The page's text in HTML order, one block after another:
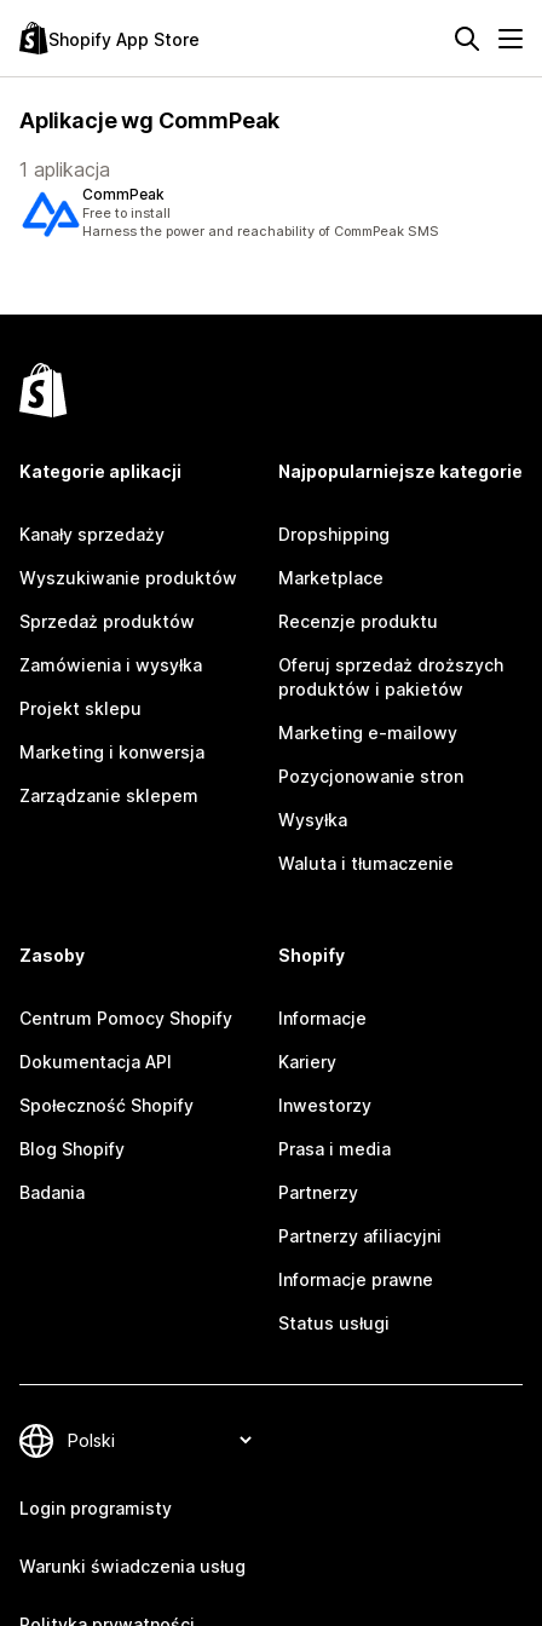
Shopify App Store
Aplikacje wg CommPeak
1 aplikacja
CommPeak
Free to install
Harness the power and reachability of CommPeak SMS
Kategorie aplikacji
Kanały sprzedaży
Wyszukiwanie produktów
Sprzedaż produktów
Zamówienia i wysyłka
Projekt sklepu
Marketing i konwersja
Zarządzanie sklepem
Najpopularniejsze kategorie
Dropshipping
Marketplace
Recenzje produktu
Oferuj sprzedaż droższych
produktów i pakietów
Marketing e-mailowy
Pozycjonowanie stron
Wysyłka
Waluta i tłumaczenie
Zasoby
Centrum Pomocy Shopify
Dokumentacja API
Społeczność Shopify
Blog Shopify
Badania
Shopify
Informacje
Kariery
Inwestorzy
Prasa i media
Partnerzy
Partnerzy afiliacyjni
Informacje prawne
Status usługi
Login programisty
Warunki świadczenia usług